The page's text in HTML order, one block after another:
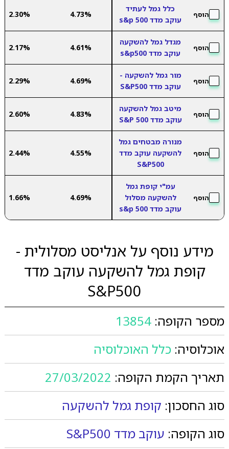
הוסף
כלל גמל לעתיד
עוקב מדד s&p 500
4.73%
2.30%
הוסף
מגדל גמל להשקעה
עוקב מדד s&p500
4.61%
2.17%
הוסף
מור גמל להשקעה -
עוקב מדד S&P500
4.69%
2.29%
הוסף
מיטב גמל להשקעה
עוקב מדד S&P 500
4.83%
2.60%
הוסף
מנורה מבטחים גמל
להשקעה עוקב מדד
S&P500
4.55%
2.44%
הוסף
עמ"י קופת גמל
להשקעה מסלול
עוקב מדד s&p 500
4.69%
1.66%
מידע נוסף על אנליסט מסלולית -
קופת גמל להשקעה עוקב מדד
S&P500
מספר הקופה: 13854
אוכלוסיה: כלל האוכלוסיה
תאריך הקמת הקופה: 27/03/2022
סוג החסכון: קופת גמל להשקעה
סוג הקופה: עוקב מדד S&P500